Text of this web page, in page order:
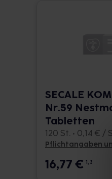
SECALE
Nr.59
Tabletten
120 St. • 0,14 € /
Pflichtangaben
16,77€ 1, 3